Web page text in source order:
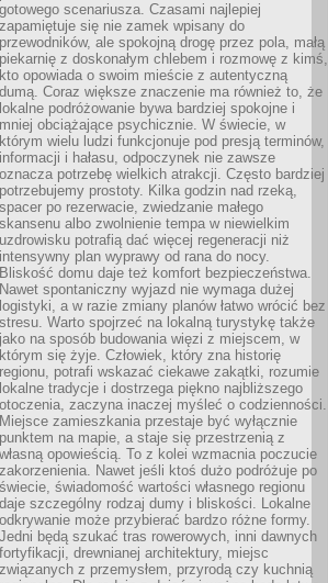
gotowego scenariusza. Czasami najlepiej
zapamiętuje się nie zamek wpisany do
przewodników, ale spokojną drogę przez pola, małą
piekarnię z doskonałym chlebem i rozmowę z kimś,
kto opowiada o swoim mieście z autentyczną
dumą. Coraz większe znaczenie ma również to, że
lokalne podróżowanie bywa bardziej spokojne i
mniej obciążające psychicznie. W świecie, w
którym wielu ludzi funkcjonuje pod presją terminów,
informacji i hałasu, odpoczynek nie zawsze
oznacza potrzebę wielkich atrakcji. Często bardziej
potrzebujemy prostoty. Kilka godzin nad rzeką,
spacer po rezerwacie, zwiedzanie małego
skansenu albo zwolnienie tempa w niewielkim
uzdrowisku potrafią dać więcej regeneracji niż
intensywny plan wyprawy od rana do nocy.
Bliskość domu daje też komfort bezpieczeństwa.
Nawet spontaniczny wyjazd nie wymaga dużej
logistyki, a w razie zmiany planów łatwo wrócić bez
stresu. Warto spojrzeć na lokalną turystykę także
jako na sposób budowania więzi z miejscem, w
którym się żyje. Człowiek, który zna historię
regionu, potrafi wskazać ciekawe zakątki, rozumie
lokalne tradycje i dostrzega piękno najbliższego
otoczenia, zaczyna inaczej myśleć o codzienności.
Miejsce zamieszkania przestaje być wyłącznie
punktem na mapie, a staje się przestrzenią z
własną opowieścią. To z kolei wzmacnia poczucie
zakorzenienia. Nawet jeśli ktoś dużo podróżuje po
świecie, świadomość wartości własnego regionu
daje szczególny rodzaj dumy i bliskości. Lokalne
odkrywanie może przybierać bardzo różne formy.
Jedni będą szukać tras rowerowych, inni dawnych
fortyfikacji, drewnianej architektury, miejsc
związanych z przemysłem, przyrodą czy kuchnią